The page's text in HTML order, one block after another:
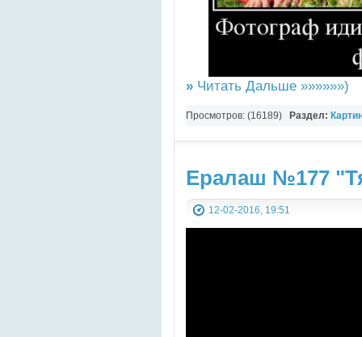
» Читать Дальше »»»»»»)
Просмотров: (16189) Раздел:
Ералаш №177
12-02-2016, 19:51